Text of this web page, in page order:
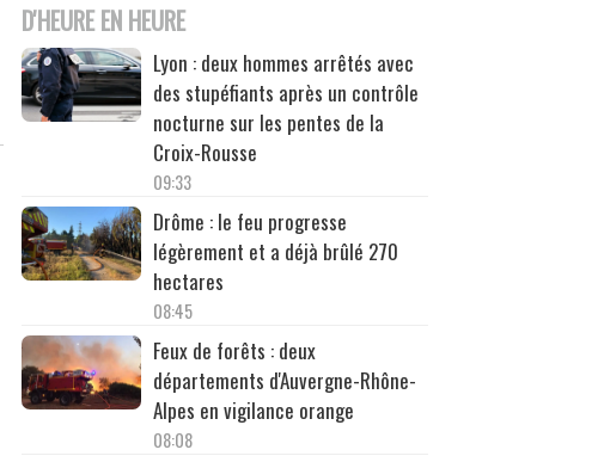
D'HEURE EN HEURE
Lyon : deux hommes arrêtés avec
des stupéfiants après un contrôle
nocturne sur les pentes de la
Croix-Rousse
09:33
Drôme : le feu progresse
légèrement et a déjà brûlé 270
hectares
08:45
Feux de forêts : deux
départements d'Auvergne-Rhône-
Alpes en vigilance orange
08:08